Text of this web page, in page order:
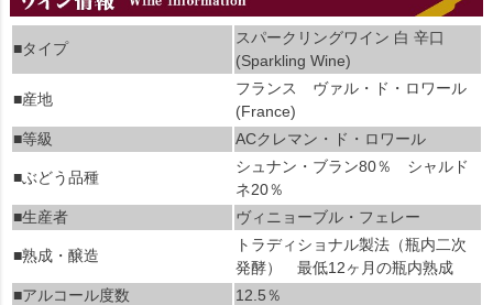
■タイプ
スパークリングワイン 白 辛口
(Sparkling Wine)
■産地
フランス ヴァル・ド・ロワール
(France)
■等級
ACクレマン・ド・ロワール
■ぶどう品種
シュナン・ブラン80％ シャルド
ネ20％
■生産者
ヴィニョーブル・フェレー
■熟成・醸造
トラディショナル製法（瓶内二次
発酵） 最低12ヶ月の瓶内熟成
■アルコール度数
12.5％